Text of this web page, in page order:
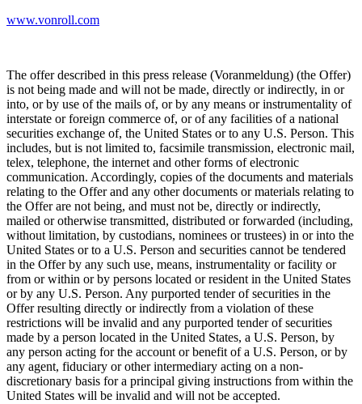
www.vonroll.com
The offer described in this press release (Voranmeldung) (the Offer)
is not being made and will not be made, directly or indirectly, in or
into, or by use of the mails of, or by any means or instrumentality of
interstate or foreign commerce of, or of any facilities of a national
securities exchange of, the United States or to any U.S. Person. This
includes, but is not limited to, facsimile transmission, electronic mail,
telex, telephone, the internet and other forms of electronic
communication. Accordingly, copies of the documents and materials
relating to the Offer and any other documents or materials relating to
the Offer are not being, and must not be, directly or indirectly,
mailed or otherwise transmitted, distributed or forwarded (including,
without limitation, by custodians, nominees or trustees) in or into the
United States or to a U.S. Person and securities cannot be tendered
in the Offer by any such use, means, instrumentality or facility or
from or within or by persons located or resident in the United States
or by any U.S. Person. Any purported tender of securities in the
Offer resulting directly or indirectly from a violation of these
restrictions will be invalid and any purported tender of securities
made by a person located in the United States, a U.S. Person, by
any person acting for the account or benefit of a U.S. Person, or by
any agent, fiduciary or other intermediary acting on a non-
discretionary basis for a principal giving instructions from within the
United States will be invalid and will not be accepted.